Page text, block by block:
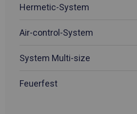
Hermetic-System
Air-control-System
System Multi-size
Feuerfest